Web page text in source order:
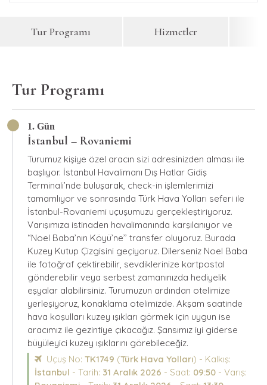
Tur Programı Hizmetler
Tur Programı
1. Gün
İstanbul – Rovaniemi
Turumuz kişiye özel aracın sizi adresinizden alması ile
başlıyor. İstanbul Havalimanı Dış Hatlar Gidiş
Terminali’nde buluşarak, check-in işlemlerimizi
tamamlıyor ve sonrasında Türk Hava Yolları seferi ile
İstanbul-Rovaniemi uçuşumuzu gerçekleştiriyoruz.
Varışımıza istinaden havalimanında karşılanıyor ve
“Noel Baba’nın Köyü’ne’’ transfer oluyoruz. Burada
Kuzey Kutup Çizgisini geçiyoruz. Dilerseniz Noel Baba
ile fotoğraf çektirebilir, sevdiklerinize kartpostal
gönderebilir veya serbest zamanınızda hediyelik
eşyalar alabilirsiniz. Turumuzun ardından otelimize
yerleşiyoruz, konaklama otelimizde. Akşam saatinde
hava koşulları kuzey ışıkları görmek için uygun ise
aracımız ile gezintiye çıkacağız. Şansımız iyi giderse
büyüleyici kuzey ışıklarını görebileceğiz.
Uçuş No: TK1749 (Türk Hava Yolları) - Kalkış:
İstanbul - Tarih: 31 Aralık 2026 - Saat: 09:50 - Varış: